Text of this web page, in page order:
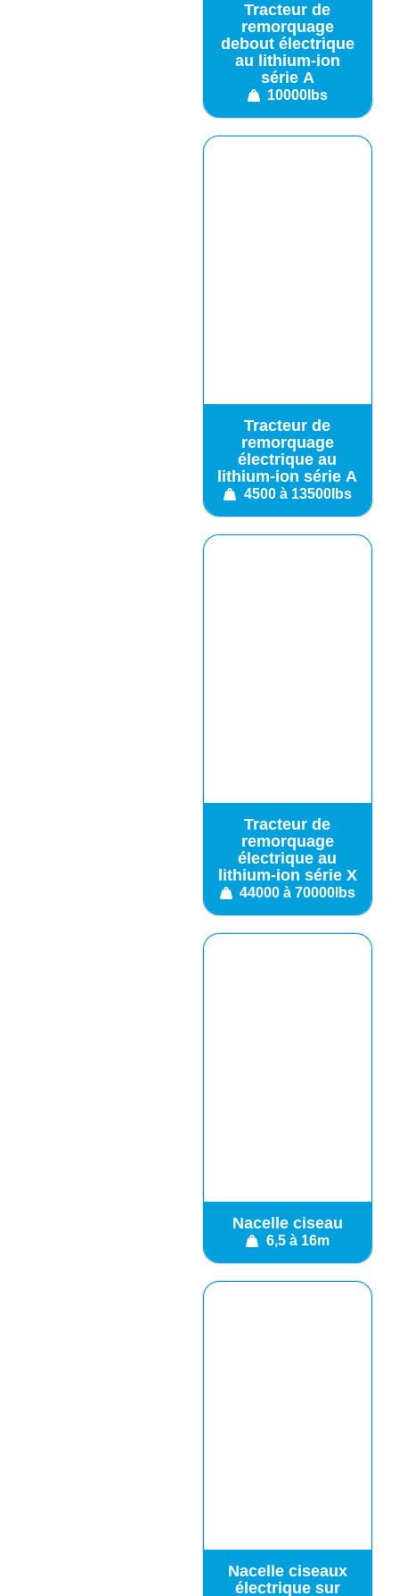
Tracteur de
remorquage
debout électrique
au lithium-ion
série A
10000lbs
Tracteur de
remorquage
électrique au
lithium-ion série A
4500 à 13500lbs
Tracteur de
remorquage
électrique au
lithium-ion série X
44000 à 70000lbs
Nacelle ciseau
6,5 à 16m
Nacelle ciseaux
électrique sur